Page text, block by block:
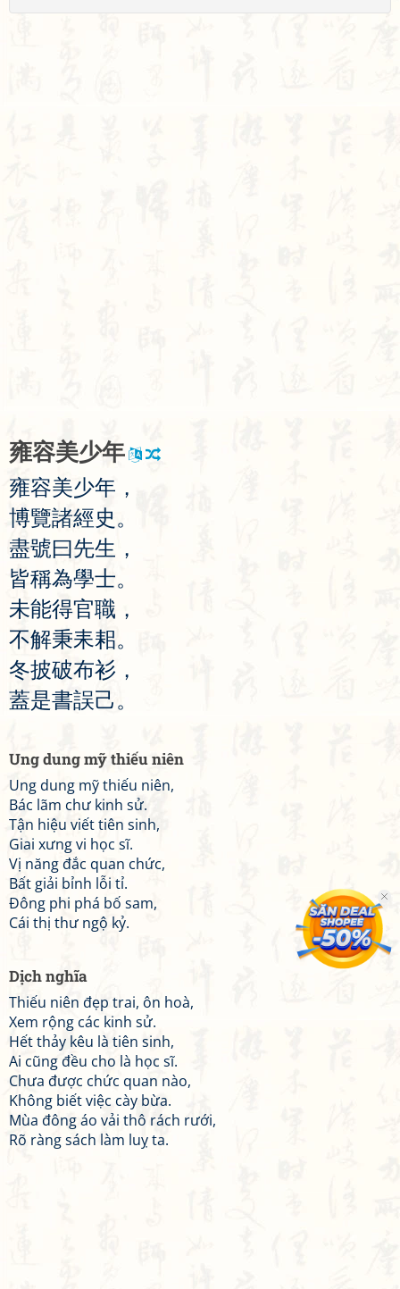
雍容美少年
雍容美少年 ，
博覽諸經史 。
盡號曰先生 ，
皆稱為學士。
未能得官職 ，
不解秉耒耜。
冬披破布衫 ，
蓋是書誤己。
Ung dung mỹ thiếu niên
Ung dung mỹ thiếu niên,
Bác lãm chư kinh sử.
Tận hiệu viết tiên sinh,
Giai xưng vi học sĩ.
Vị năng đắc quan chức,
Bất giải bỉnh lỗi tỉ.
Đông phi phá bố sam,
Cái thị thư ngộ kỷ.
Dịch nghĩa
Thiếu niên đẹp trai, ôn hoà,
Xem rộng các kinh sử.
Hết thảy kêu là tiên sinh,
Ai cũng đều cho là học sĩ.
Chưa được chức quan nào,
Không biết việc cày bừa.
Mùa đông áo vải thô rách rưới,
Rõ ràng sách làm luỵ ta.